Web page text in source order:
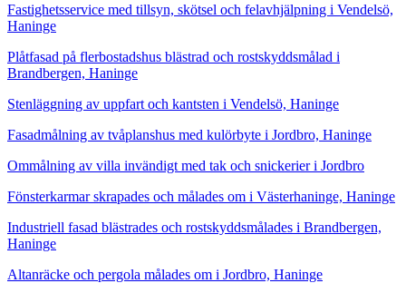
Fastighetsservice med tillsyn, skötsel och felavhjälpning i Vendelsö,
Haninge
Plåtfasad på flerbostadshus blästrad och rostskyddsmålad i
Brandbergen, Haninge
Stenläggning av uppfart och kantsten i Vendelsö, Haninge
Fasadmålning av tvåplanshus med kulörbyte i Jordbro, Haninge
Ommålning av villa invändigt med tak och snickerier i Jordbro
Fönsterkarmar skrapades och målades om i Västerhaninge, Haninge
Industriell fasad blästrades och rostskyddsmålades i Brandbergen,
Haninge
Altanräcke och pergola målades om i Jordbro, Haninge